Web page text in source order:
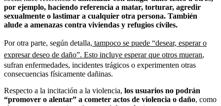
por ejemplo, haciendo referencia a matar, torturar, agredir
sexualmente o lastimar a cualquier otra persona. También
alude a amenazas contra viviendas y refugios civiles.
Por otra parte, según detalla, tampoco se puede “desear, esperar o
expresar deseo de daño”. Esto incluye esperar que otros mueran,
sufran enfermedades, incidentes trágicos o experimenten otras
consecuencias físicamente dañinas.
Respecto a la incitación a la violencia, los usuarios no podrán
“promover o alentar” a cometer actos de violencia o daño, como